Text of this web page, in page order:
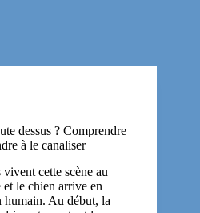
dessus ? Comprendre
à le canaliser
cette scène au
le chien arrive en
humain. Au début, la